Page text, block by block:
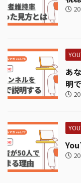
あ
明